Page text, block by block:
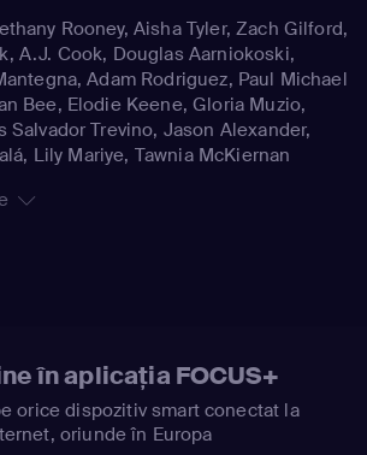
Rooney, Aisha Tyler, Zach Gilford,
A.J. Cook, Douglas Aarniokoski,
Adam Rodriguez, Paul Michael
Bee, Elodie Keene, Gloria Muzio,
Salvador Trevino, Jason Alexander,
Lily Mariye, Tawnia McKiernan
în aplicația FOCUS+
orice dispozitiv smart conectat la
oriunde în Europa